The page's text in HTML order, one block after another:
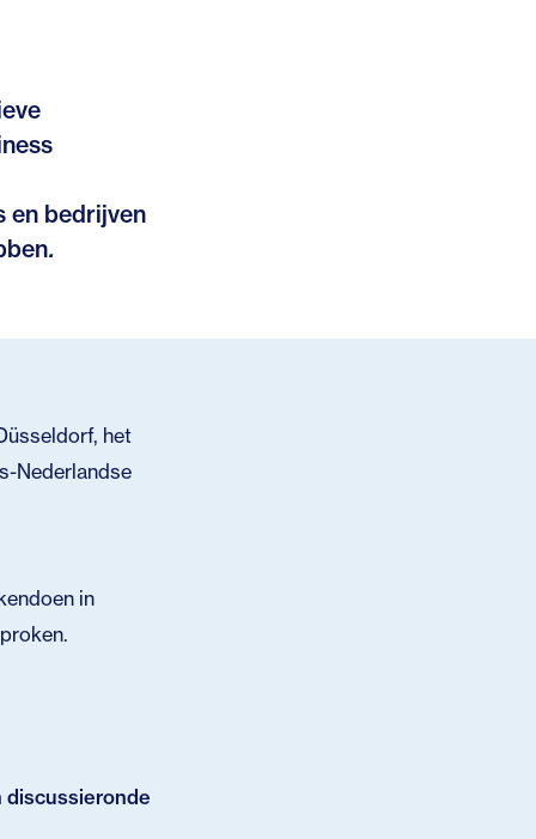
en bedrijven
.
het
Nederlandse
in
discussieronde